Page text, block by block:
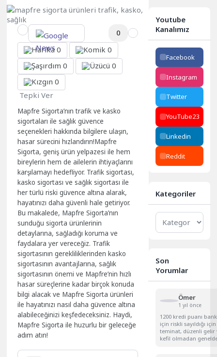
0
0
0
0
0
0
Tepki Ver
Mapfre Sigorta’nın trafik ve kasko
sigortaları ile sağlık güvence
seçenekleri hakkında bilgilere ulaşın,
hasar sürecini hızlandırın!Mapfre
Sigorta, geniş ürün yelpazesi ile hem
bireylerin hem de ailelerin ihtiyaçlarını
karşılamayı hedefliyor. Trafik sigortası,
kasko sigortası ve sağlık sigortası ile
her türlü riski güvence altına alarak,
hayatınızı daha güvenli hale getiriyor.
Bu makalede, Mapfre Sigorta’nın
sunduğu sigorta ürünlerinin
detaylarına, sağladığı koruma ve
faydalara yer vereceğiz. Trafik
sigortasının gerekliliklerinden kasko
sigortasının avantajlarına, sağlık
sigortasının önemi ve Mapfre’nin hızlı
hasar süreçlerine kadar birçok konuda
bilgi alacak ve Mapfre Sigorta ürünleri
ile hayatınızı nasıl daha güvence altına
alabileceğinizi keşfedeceksiniz. Haydi,
Mapfre Sigorta ile huzurlu bir geleceğe
adım atın!
Youtube
Kanalımız
Facebook
Instagram
Twitter
YouTube23
Linkedin
Reddit
Kategoriler
Kategoriler
Son
Yorumlar
Ömer
1 yıl önce
1200 kredi puanı
için riskli sayıldığı için
teminat, düzenli gelir
kefil olmadan